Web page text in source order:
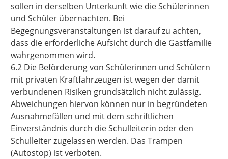
sollen in derselben Unterkunft wie die Schülerinnen
und Schüler übernachten. Bei
Begegnungsveranstaltungen ist darauf zu achten,
dass die erforderliche Aufsicht durch die Gastfamilie
wahrgenommen wird.
6.2 Die Beförderung von Schülerinnen und Schülern
mit privaten Kraftfahrzeugen ist wegen der damit
verbundenen Risiken grundsätzlich nicht zulässig.
Abweichungen hiervon können nur in begründeten
Ausnahmefällen und mit dem schriftlichen
Einverständnis durch die Schulleiterin oder den
Schulleiter zugelassen werden. Das Trampen
(Autostop) ist verboten.